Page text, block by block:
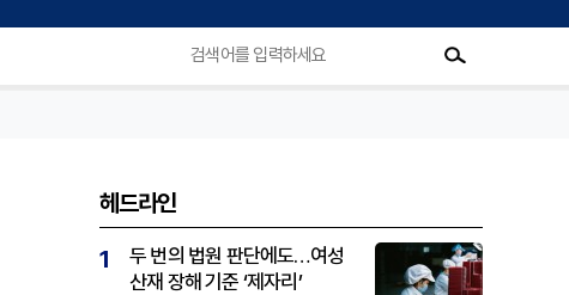
헤드라인
1
두 번의 법원 판단에도…여성
산재 장해 기준 ‘제자리’